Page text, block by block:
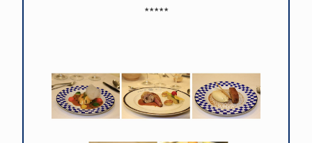
*****